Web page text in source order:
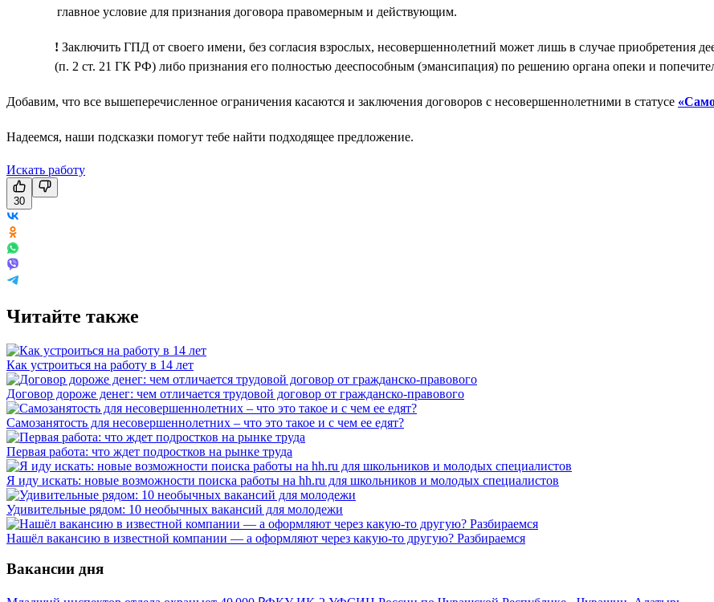
главное условие для признания договора правомерным и действующим.
! Заключить ГПД от своего имени, без согласия взрослых, несовершеннолетний может лишь в случае приобретения
(п. 2 ст. 21 ГК РФ) либо признания его полностью дееспособным (эмансипация) по решению органа опеки и
Добавим, что все вышеперечисленное ограничения касаются и заключения договоров с несовершеннолетними в статусе
Надеемся, наши подсказки помогут тебе найти подходящее предложение.
Искать работу
30
Читайте также
Как устроиться на работу в 14 лет
Договор дороже денег: чем отличается трудовой договор от гражданско-правового
Самозанятость для несовершеннолетних – что это такое и с чем ее едят?
Первая работа: что ждет подростков на рынке труда
Я иду искать: новые возможности поиска работы на hh.ru для школьников и молодых специалистов
Удивительные рядом: 10 необычных вакансий для молодежи
Нашёл вакансию в известной компании — а оформляют через какую-то другую? Разбираемся
Вакансии дня